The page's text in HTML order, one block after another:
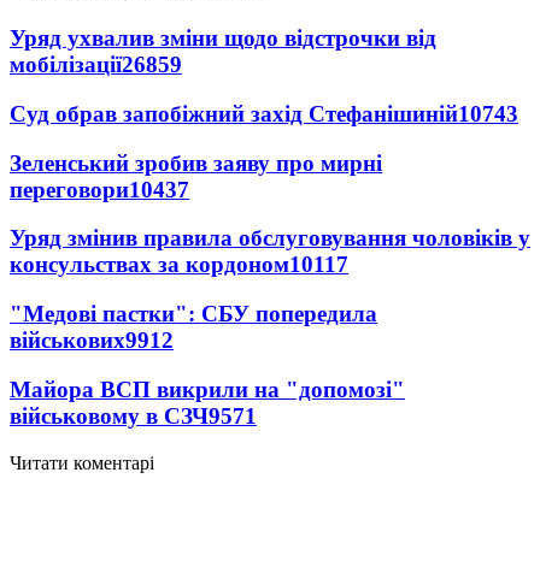
Уряд ухвалив зміни щодо відстрочки від
мобілізації26859
Суд обрав запобіжний захід Стефанішиній10743
Зеленський зробив заяву про мирні
переговори10437
Уряд змінив правила обслуговування чоловіків у
консульствах за кордоном10117
"Медові пастки": СБУ попередила
військових9912
Майора ВСП викрили на "допомозі"
військовому в СЗЧ9571
Читати коментарі